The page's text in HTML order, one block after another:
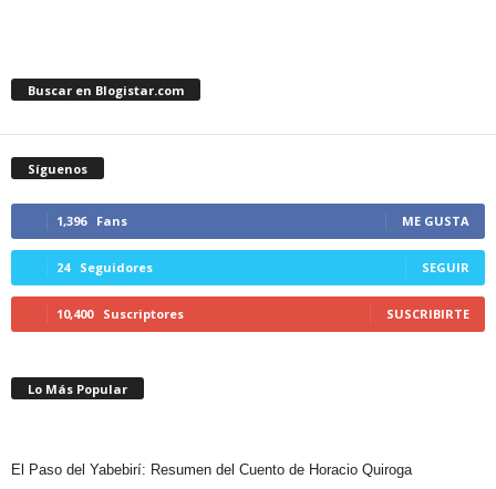
Buscar en Blogistar.com
Síguenos
1,396 Fans ME GUSTA
24 Seguidores SEGUIR
10,400 Suscriptores SUSCRIBIRTE
Lo Más Popular
El Paso del Yabebirí: Resumen del Cuento de Horacio Quiroga